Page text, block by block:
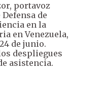
portavoz
de
en la
en Venezuela,
de junio.
despliegues
asistencia.